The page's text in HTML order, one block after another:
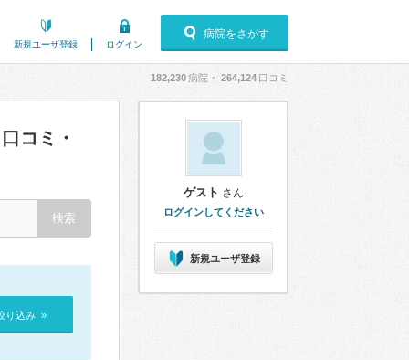
新規ユーザ登録 ログイン
病院をさがす
182,230病院・ 264,124 口コミ
コミ・
り込み »
ゲスト さん
ログインしてください
新規ユーザ登録